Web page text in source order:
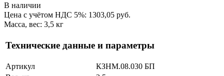
В наличии
Цена с учётом НДС 5%: 1303,05 руб.
Масса, вес: 3,5 кг
Технические данные и параметры
Артикул
КЗНМ.08.030 БП